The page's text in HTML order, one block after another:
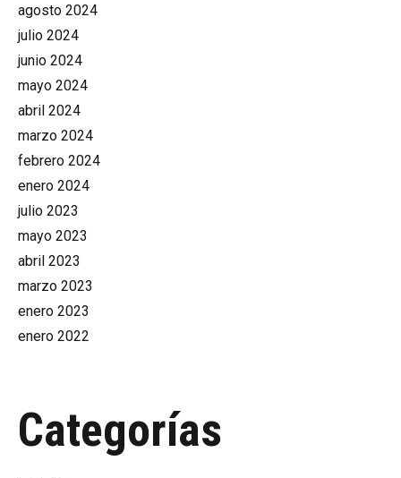
agosto 2024
julio 2024
junio 2024
mayo 2024
abril 2024
marzo 2024
febrero 2024
enero 2024
julio 2023
mayo 2023
abril 2023
marzo 2023
enero 2023
enero 2022
Categorías